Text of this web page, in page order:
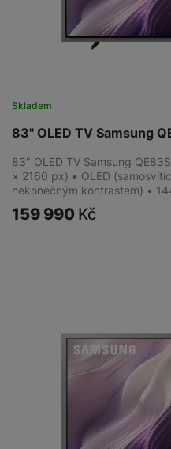
83" OLED TV Samsung
Skladem
83" OLED TV Samsung
× 2160 px) • OLED
nekonečným kontrastem) •
159 990 Kč